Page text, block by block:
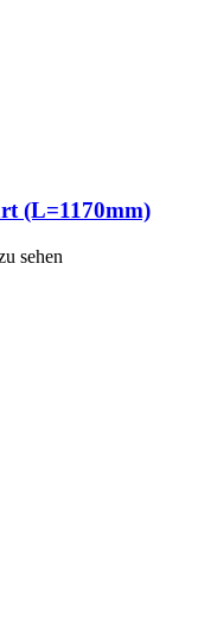
(L=1170mm)
sehen